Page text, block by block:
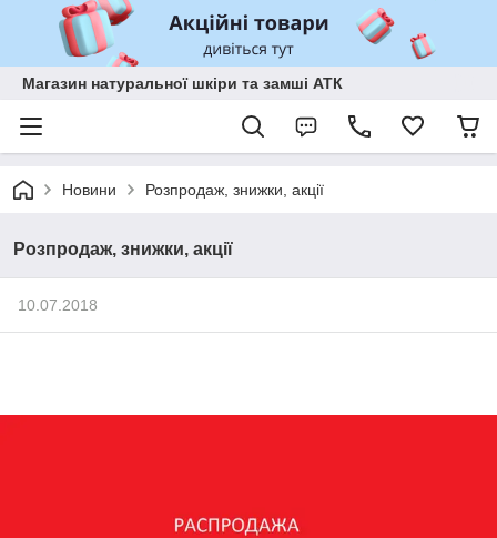
Магазин натуральної шкіри та замші АТК
Новини Розпродаж, знижки, акції
Розпродаж, знижки, акції
10.07.2018